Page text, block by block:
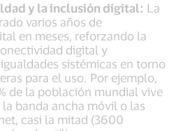
y la inclusión digital: La
varios años de
en meses, reforzando la
digital y
sistémicas en torno
para el uso. Por ejemplo,
de la población mundial vive
banda ancha móvil o las
casi la mitad (3600